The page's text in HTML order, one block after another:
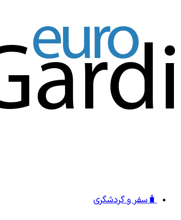
🧳سفر و گردشگری